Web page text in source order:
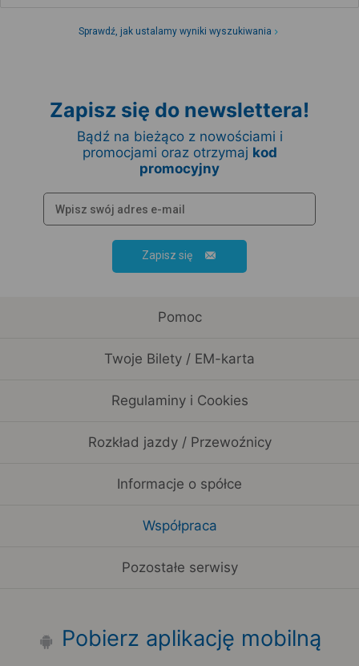
Sprawdź, jak ustalamy wyniki wyszukiwania
Zapisz się do newslettera!
Bądź na bieżąco z nowościami i
promocjami oraz otrzymaj kod
promocyjny
Zapisz się
Pomoc
Twoje Bilety / EM-karta
Regulaminy i Cookies
Rozkład jazdy / Przewoźnicy
Informacje o spółce
Współpraca
Pozostałe serwisy
Pobierz aplikację mobilną